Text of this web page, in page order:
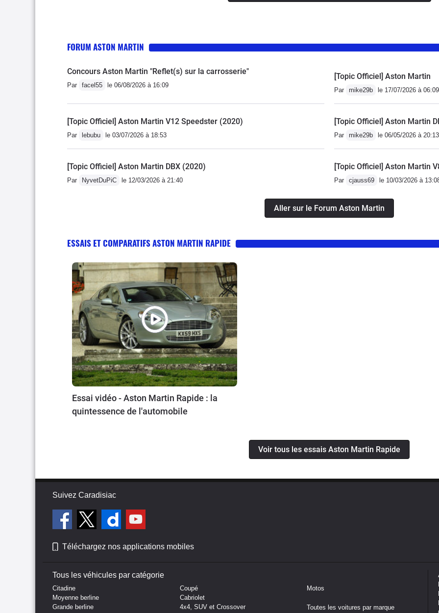
FORUM ASTON MARTIN
Concours Aston Martin "Reflet(s) sur la carrosserie"
Par facel55 le 06/08/2026 à 16:09
[Topic Officiel] Aston Martin
Par mike29b le 17/07/2026 à 06:09
[Topic Officiel] Aston Martin V12 Speedster (2020)
Par lebubu le 03/07/2026 à 18:53
[Topic Officiel] Aston Martin
Par mike29b le 06/05/2026 à 20:13
[Topic Officiel] Aston Martin DBX (2020)
Par NyvetDuPiC le 12/03/2026 à 21:40
[Topic Officiel] Aston Martin
Par cjauss69 le 10/03/2026 à
Aller sur le Forum Aston Martin
ESSAIS ET COMPARATIFS ASTON MARTIN RAPIDE
Essai vidéo - Aston Martin Rapide : la
quintessence de l'automobile
Voir tous les essais Aston Martin Rapide
Suivez Caradisiac
Téléchargez nos applications mobiles
Tous les véhicules par catégorie
Citadine
Moyenne berline
Grande berline
Coupé
Cabriolet
4x4, SUV et Crossover
Motos
Toutes les voitures par marque